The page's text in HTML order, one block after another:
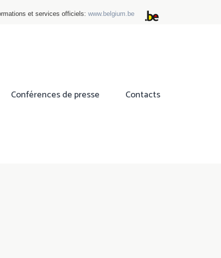
et services officiels: www.belgium.be
Conférences de presse Contacts